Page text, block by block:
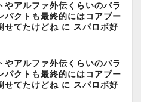
やアルファ外伝くらいのバラ
クトも最終的にはコアブー
せてたけどね に スパロボ好
やアルファ外伝くらいのバラ
クトも最終的にはコアブー
せてたけどね に スパロボ好